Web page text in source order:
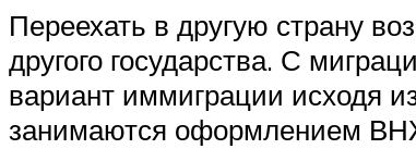
Переехать в другую страну
другого государства. С
вариант иммиграции исходя
занимаются оформлением